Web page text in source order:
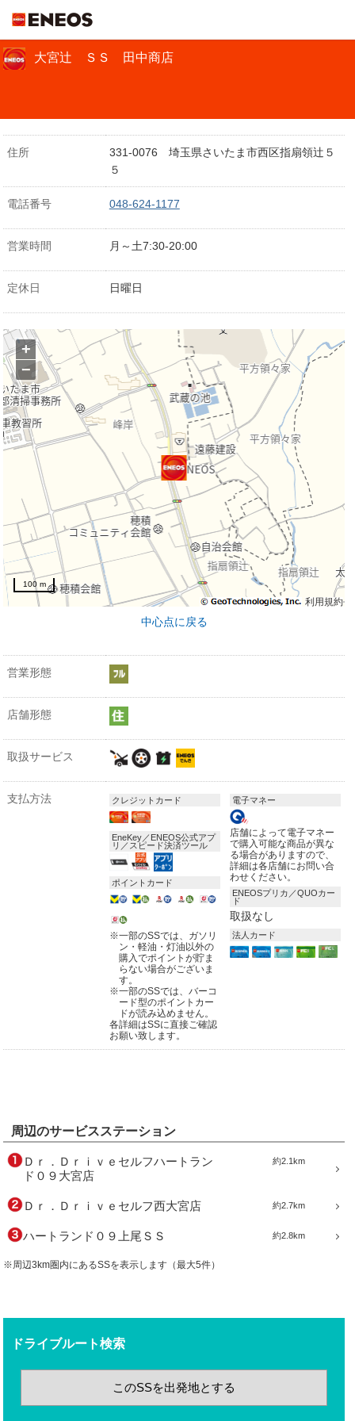
大宮辻 ＳＳ 田中商店
住所
331-0076 埼玉県さいたま市西区指扇領辻５
５
電話番号 048-624-1177
営業時間 月～土7:30-20:00
定休日 日曜日
利用規約
+
−
100 m
中心点に戻る
営業形態
店舗形態
取扱サービス
支払方法 クレジットカード
EneKey／ENEOS公式アプ
リ／スピード決済ツール
ポイントカード
※一部のSSでは、ガソリ
ン・軽油・灯油以外の
購入でポイントが貯ま
らない場合がございま
す。
※一部のSSでは、バーコ
ード型のポイントカー
ドが読み込めません。
各詳細はSSに直接ご確認
お願い致します。
電子マネー
店舗によって電子マネー
で購入可能な商品が異な
る場合がありますので、
詳細は各店舗にお問い合
わせください。
ENEOSプリカ／QUOカー
ド
取扱なし
法人カード
周辺のサービスステーション
約2.1km
Ｄｒ．Ｄｒｉｖｅセルフハートラン
ド０９大宮店
約2.7km
Ｄｒ．Ｄｒｉｖｅセルフ西大宮店
約2.8km
ハートランド０９上尾ＳＳ
※周辺3km圏内にあるSSを表示します（最大5件）
ドライブルート検索
このSSを出発地とする